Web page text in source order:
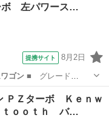
ボ 左パワース…
提携サイト 8月2日
ゴン■ グレード
ＰＺターボ Ｋｅｎｗ
ｔｏｏｔｈ バ…